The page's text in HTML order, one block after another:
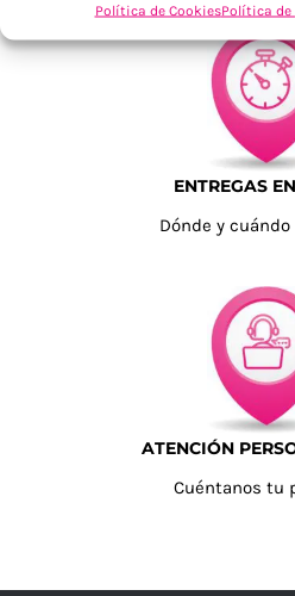
Política de CookiesPolítica de
ENTREGAS
Dónde y
ATENCIÓN
Cuéntanos tu